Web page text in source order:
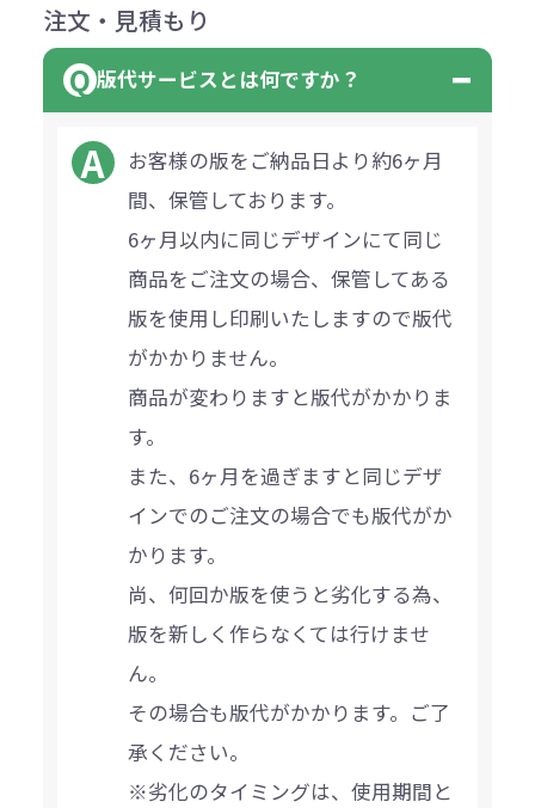
注文・見積もり
版代サービスとは何ですか？
お客様の版をご納品日より約6ヶ月
間、保管しております。
6ヶ月以内に同じデザインにて同じ
商品をご注文の場合、保管してある
版を使用し印刷いたしますので版代
がかかりません。
商品が変わりますと版代がかかりま
す。
また、6ヶ月を過ぎますと同じデザ
インでのご注文の場合でも版代がか
かります。
尚、何回か版を使うと劣化する為、
版を新しく作らなくては行けませ
ん。
その場合も版代がかかります。ご了
承ください。
※劣化のタイミングは、使用期間と